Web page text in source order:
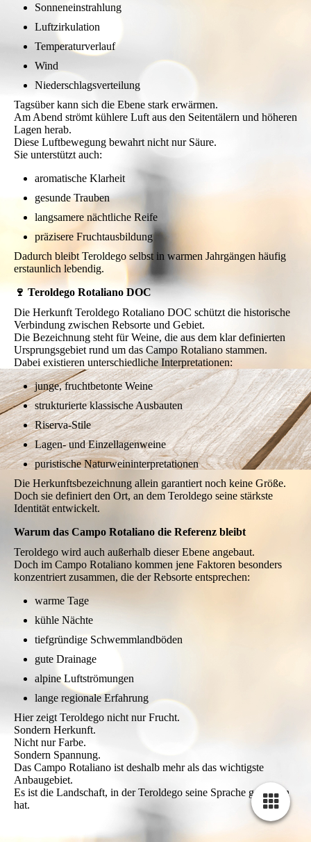
Sonneneinstrahlung
Luftzirkulation
Temperaturverlauf
Wind
Niederschlagsverteilung
Tagsüber kann sich die Ebene stark erwärmen.
Am Abend strömt kühlere Luft aus den Seitentälern und höheren
Lagen herab.
Diese Luftbewegung bewahrt nicht nur Säure.
Sie unterstützt auch:
aromatische Klarheit
gesunde Trauben
langsamere nächtliche Reife
präzisere Fruchtausbildung
Dadurch bleibt Teroldego selbst in warmen Jahrgängen häufig
erstaunlich lebendig.
🍷 Teroldego Rotaliano DOC
Die Herkunft Teroldego Rotaliano DOC schützt die historische
Verbindung zwischen Rebsorte und Gebiet.
Die Bezeichnung steht für Weine, die aus dem klar definierten
Ursprungsgebiet rund um das Campo Rotaliano stammen.
Dabei existieren unterschiedliche Interpretationen:
junge, fruchtbetonte Weine
strukturierte klassische Ausbauten
Riserva-Stile
Lagen- und Einzellagenweine
puristische Naturweininterpretationen
Die Herkunftsbezeichnung allein garantiert noch keine Größe.
Doch sie definiert den Ort, an dem Teroldego seine stärkste
Identität entwickelt.
Warum das Campo Rotaliano die Referenz bleibt
Teroldego wird auch außerhalb dieser Ebene angebaut.
Doch im Campo Rotaliano kommen jene Faktoren besonders
konzentriert zusammen, die der Rebsorte entsprechen:
warme Tage
kühle Nächte
tiefgründige Schwemmlandböden
gute Drainage
alpine Luftströmungen
lange regionale Erfahrung
Hier zeigt Teroldego nicht nur Frucht.
Sondern Herkunft.
Nicht nur Farbe.
Sondern Spannung.
Das Campo Rotaliano ist deshalb mehr als das wichtigste
Anbaugebiet.
Es ist die Landschaft, in der Teroldego seine Sprache gefunden
hat.